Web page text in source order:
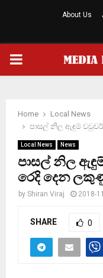
About Us
PRIMARY
Home
Local News
පාසල් නිල ඇඳුම්
Local News News
පාසල් නිල
රෙදි දෙන
by Shiran Viraj 2018-
SHARE 0